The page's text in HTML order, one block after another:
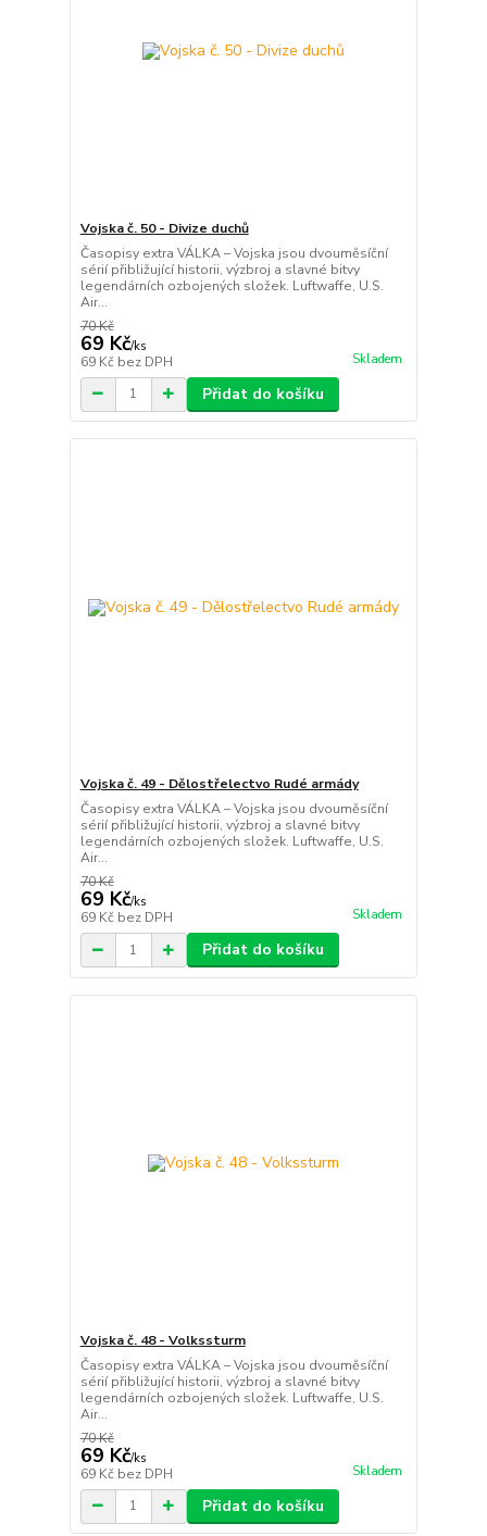
Vojska č. 50 - Divize duchů
Časopisy extra VÁLKA – Vojska jsou dvouměsíční
sérií přibližující historii, výzbroj a slavné bitvy
legendárních ozbojených složek. Luftwaffe, U.S.
Air...
70 Kč
69 Kč/ks
69 Kč bez DPH Skladem
Přidat do košíku
Vojska č. 49 - Dělostřelectvo Rudé armády
Časopisy extra VÁLKA – Vojska jsou dvouměsíční
sérií přibližující historii, výzbroj a slavné bitvy
legendárních ozbojených složek. Luftwaffe, U.S.
Air...
70 Kč
69 Kč/ks
69 Kč bez DPH Skladem
Přidat do košíku
Vojska č. 48 - Volkssturm
Časopisy extra VÁLKA – Vojska jsou dvouměsíční
sérií přibližující historii, výzbroj a slavné bitvy
legendárních ozbojených složek. Luftwaffe, U.S.
Air...
70 Kč
69 Kč/ks
69 Kč bez DPH Skladem
Přidat do košíku